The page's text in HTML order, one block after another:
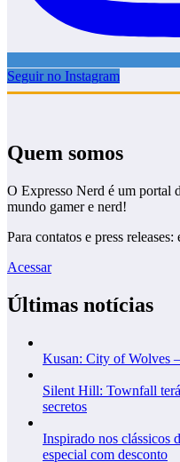
Seguir no Instagram
Quem somos
O Expresso Nerd é um portal
mundo gamer e nerd!
Para contatos e press
Acessar
Últimas notícias
Kusan: City of Wolves
Silent Hill: Townfall
secretos
Inspirado nos clássicos
especial com desconto